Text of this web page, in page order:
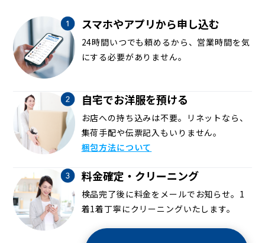
スマホやアプリから申し込む
24時間いつでも頼めるから、営業時間を気
にする必要がありません。
自宅でお洋服を預ける
お店への持ち込みは不要。リネットなら、
集荷手配や伝票記入もいりません。
梱包方法について
料金確定・クリーニング
検品完了後に料金をメールでお知らせ。1
着1着丁寧にクリーニングいたします。